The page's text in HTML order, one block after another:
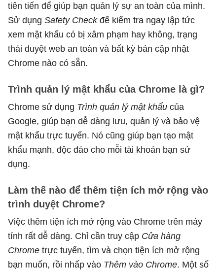
tiên tiến để giúp bạn quản lý sự an toàn của mình.
Sử dụng Safety Checkđể kiểm tra ngay lập tức
xem mật khẩu có bị xâm phạm hay không, trạng
thái duyệt web an toàn và bất kỳ bản cập nhật
Chrome nào có sẵn.
Trình quản lý mật khẩu của Chrome là gì?
Chrome sử dụng Trình quản lý mật khẩu của
Google, giúp bạn dễ dàng lưu, quản lý và bảo vệ
mật khẩu trực tuyến. Nó cũng giúp bạn tạo mật
khẩu mạnh, độc đáo cho mỗi tài khoản bạn sử
dụng.
Làm thế nào để thêm tiện ích mở rộng vào
trình duyệt Chrome?
Việc thêm tiện ích mở rộng vào Chrome trên máy
tính rất dễ dàng. Chỉ cần truy cập Cửa hàng
Chrome trực tuyến, tìm và chọn tiện ích mở rộng
bạn muốn, rồi nhấp vào Thêm vào Chrome. Một số